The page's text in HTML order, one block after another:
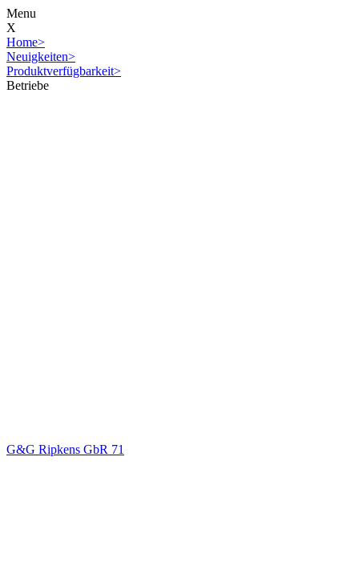
Menu
X
Home>
Neuigkeiten>
Produktverfügbarkeit>
Betriebe
G&G Ripkens GbR 71